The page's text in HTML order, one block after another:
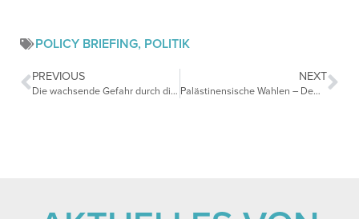
POLICY BRIEFING, POLITIK
PREVIOUS
Die wachsende Gefahr durch die Hisbollah
NEXT
Palästinensische Wahlen – Demokratische Entwicklungen im Nahen Osten